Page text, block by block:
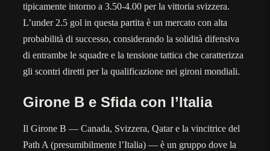
tipicamente intorno a 3.50-4.00 per la vittoria svizzera.
L’under 2.5 gol in questa partita è un mercato con alta
probabilità di successo, considerando la solidità difensiva
di entrambe le squadre e la tensione tattica che caratterizza
gli scontri diretti per la qualificazione nei gironi mondiali.
Girone B e Sfida con l’Italia
Il Girone B — Canada, Svizzera, Qatar e la vincitrice del
Path A (presumibilmente l’Italia) — è un gruppo dove la